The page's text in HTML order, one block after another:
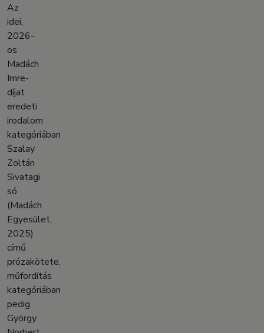
Az
idei,
2026-
os
Madách
Imre-
díjat
eredeti
irodalom
kategóriában
Szalay
Zoltán
Sivatagi
só
(Madách
Egyesület,
2025)
című
prózakötete,
műfordítás
kategóriában
pedig
György